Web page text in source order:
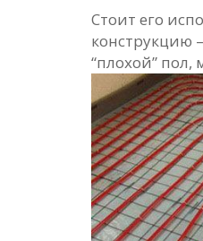
Стоит его
конструкцию
“плохой”